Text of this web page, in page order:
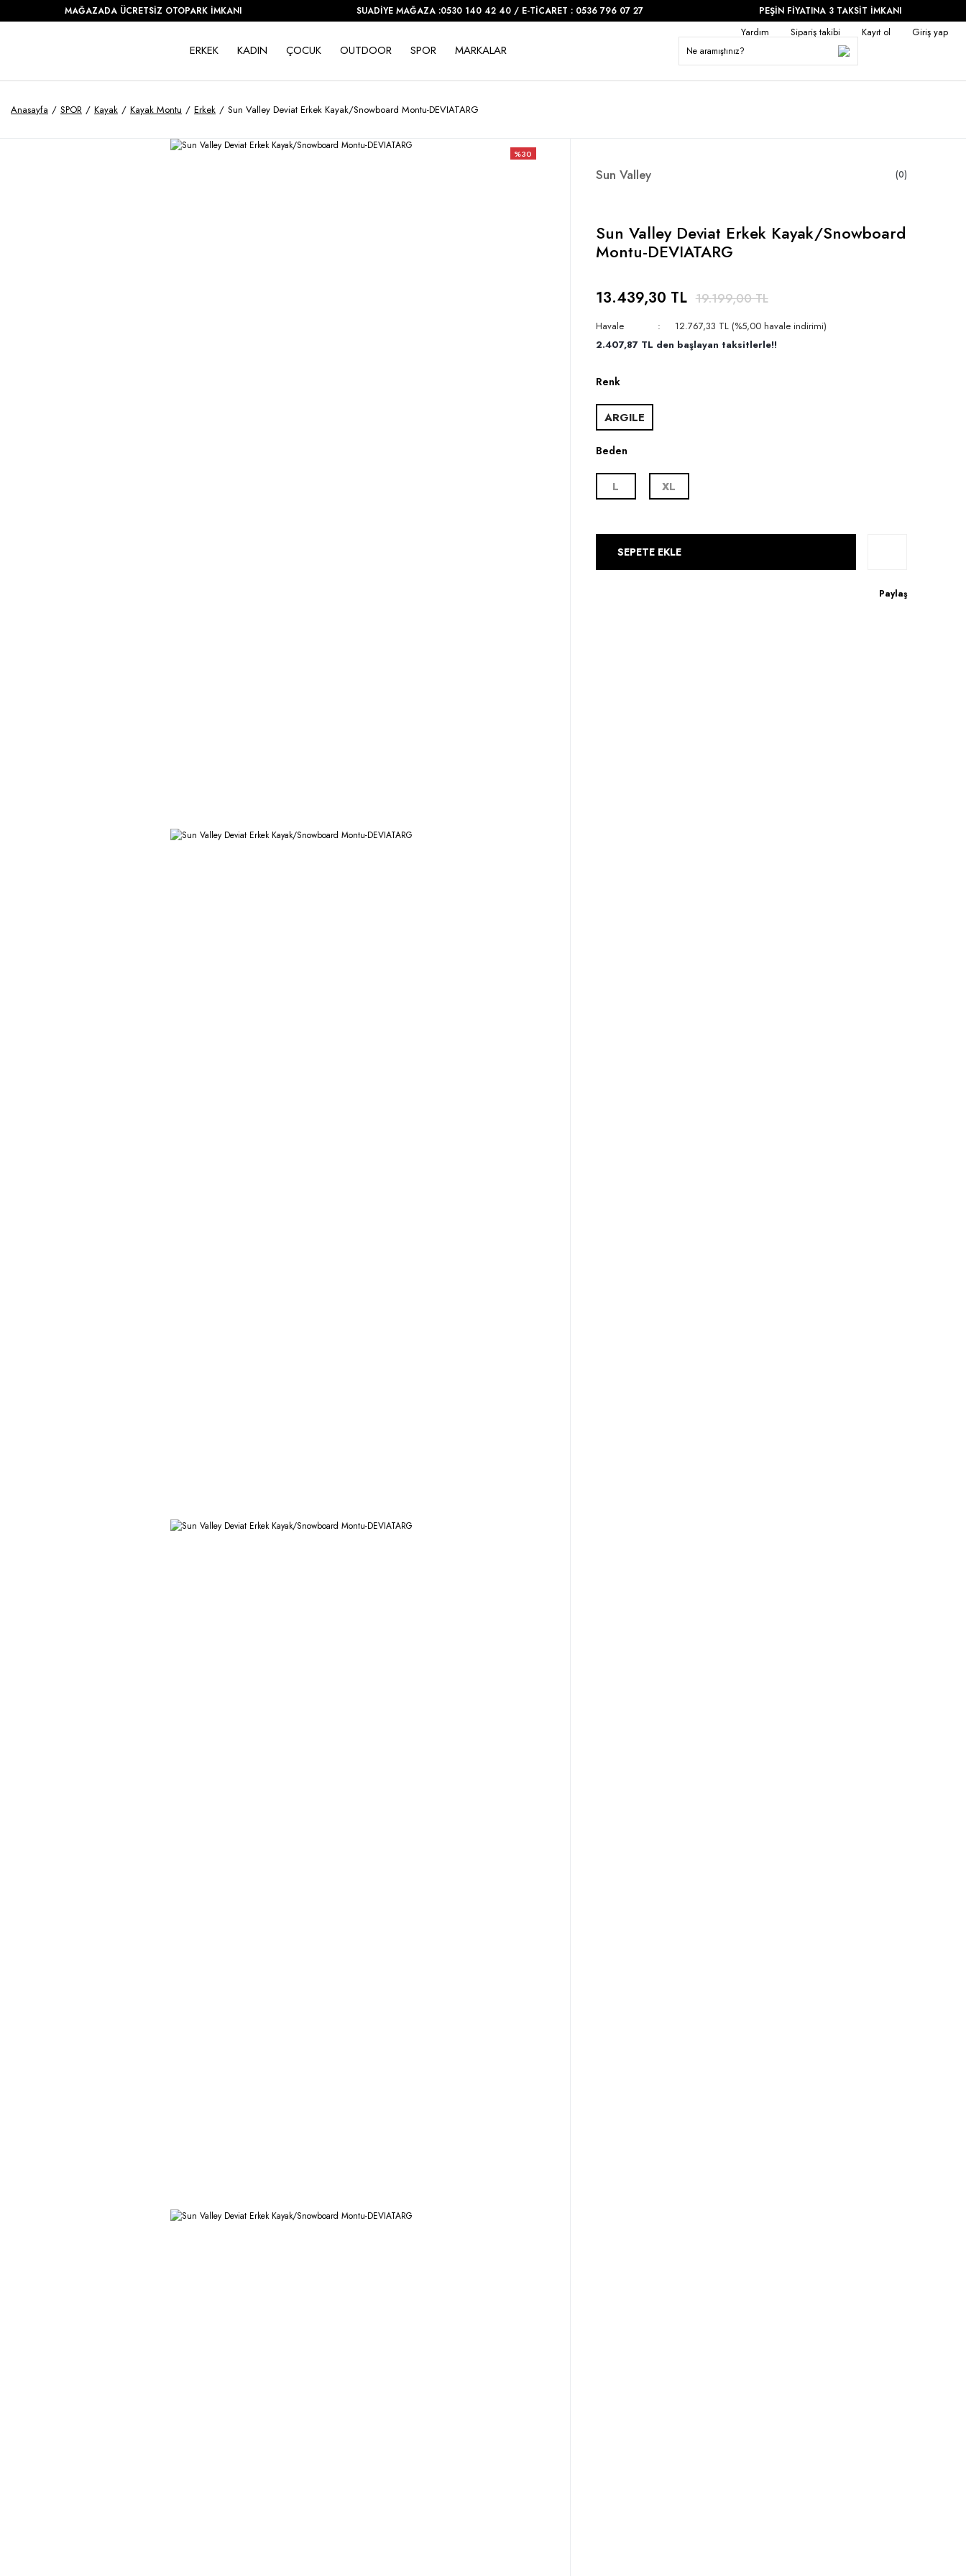
MAĞAZADA ÜCRETSİZ OTOPARK İMKANI SUADİYE MAĞAZA :0530 140 42 40 / E-TİCARET : 0536 796 07 27 PEŞİN FİYATINA 3 TAKSİT İMKANI
ERKEK KADIN ÇOCUK OUTDOOR SPOR MARKALAR
Yardım Sipariş takibi Kayıt ol Giriş yap
Anasayfa SPOR Kayak Kayak Montu Erkek Sun Valley Deviat Erkek Kayak/Snowboard Montu-DEVIATARG
%30
Sun Valley (0)
Sun Valley Deviat Erkek Kayak/Snowboard
Montu-DEVIATARG
13.439,30 TL 19.199,00 TL
Havale
12.767,33 TL (%5,00 havale indirimi)
2.407,87 TL den başlayan taksitlerle!!
Renk
ARGILE
Beden
L XL
SEPETE EKLE
Paylaş